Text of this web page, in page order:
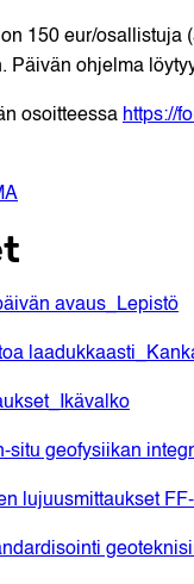
150 eur/
Päivän ohjelma
osoitteessa https://
avaus_Lepistö
situ geofysiikan
lujuusmittaukset